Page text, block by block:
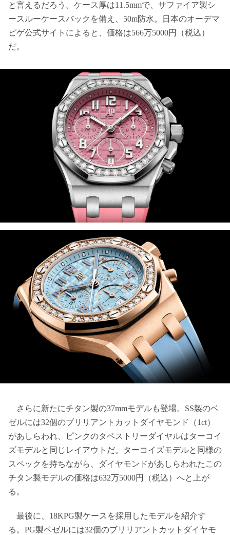
と言えるだろう。ケース厚は11.5mmで、サファイア製シ
ースルーケースバックを備え、50m防水。日本のオーデマ
ピゲ公式サイトによると、価格は566万5000円（税込）
だ。
さらに新たにチタン製の37mmモデルも登場。SS製のベ
ゼルには32個のブリリアントカットダイヤモンド（1ct）
があしらわれ、ピンクのタペストリーダイヤルはターコイ
ズモデルと同じレイアウトだ。ターコイズモデルと同様の
スペックを持ちながら、ダイヤモンドがあしらわれたこの
チタン製モデルの価格は632万5000円（税込）へと上が
る。
最後に、18KPG製ケースを採用したモデルを紹介す
る。PG製ベゼルには32個のブリリアントカットダイヤモ